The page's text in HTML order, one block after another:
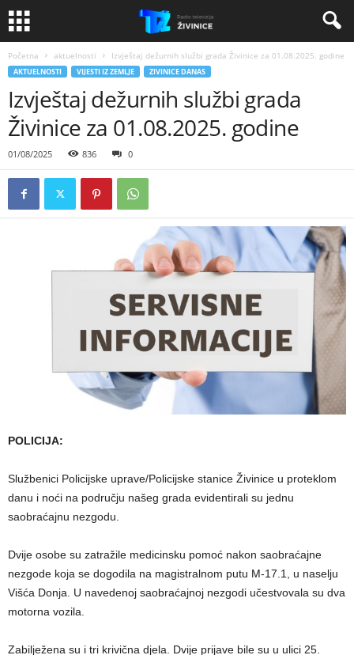
Početna aktuelnosti Izvještaj dežurnih službi grada Živinice za 01.08.2025. godine
AKTUELNOSTI VIJESTI IZ ZEMLJE ZIVINICE DANAS
Izvještaj dežurnih službi grada
Živinice za 01.08.2025. godine
01/08/2025 836 0
POLICIJA:
Službenici Policijske uprave/Policijske stanice Živinice u proteklom
danu i noći na području našeg grada evidentirali su jednu
saobraćajnu nezgodu.
Dvije osobe su zatražile medicinsku pomoć nakon saobraćajne
nezgode koja se dogodila na magistralnom putu M-17.1, u naselju
Višća Donja. U navedenoj saobraćajnoj nezgodi učestvovala su dva
motorna vozila.
Zabilježena su i tri krivična djela. Dvije prijave bile su u ulici 25.